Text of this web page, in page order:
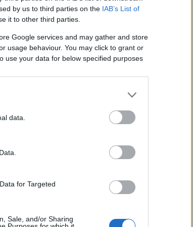
by us to third parties on the IAB’s List of
it to other third parties.
Google services and may gather and store
usage behaviour. You may click to grant or
use your data for below specified purposes
data.
for Targeted
Sale, and/or Sharing
που
Φρούριο
του Γιάννη